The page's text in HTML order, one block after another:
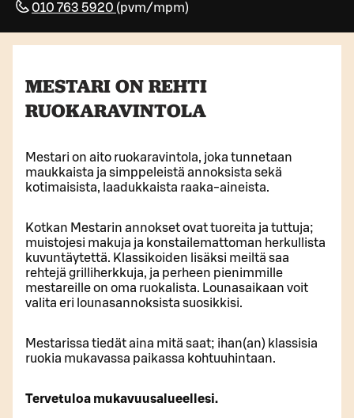
010 763 5920 (pvm/mpm)
MESTARI ON REHTI
RUOKARAVINTOLA
Mestari on aito ruokaravintola, joka tunnetaan
maukkaista ja simppeleistä annoksista sekä
kotimaisista, laadukkaista raaka-aineista.
Kotkan Mestarin annokset ovat tuoreita ja tuttuja;
muistojesi makuja ja konstailemattoman herkullista
kuvuntäytettä. Klassikoiden lisäksi meiltä saa
rehtejä grilliherkkuja, ja perheen pienimmille
mestareille on oma ruokalista. Lounasaikaan voit
valita eri lounasannoksista suosikkisi.
Mestarissa tiedät aina mitä saat; ihan(an) klassisia
ruokia mukavassa paikassa kohtuuhintaan.
Tervetuloa mukavuusalueellesi.